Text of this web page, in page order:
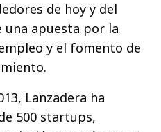
de hoy y del
apuesta por la
y el fomento de
Lanzadera ha
500 startups,